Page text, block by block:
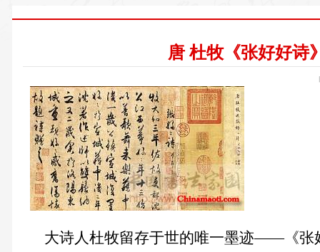
唐 杜牧《张好好诗
大诗人杜牧留存于世的唯一墨迹——《张